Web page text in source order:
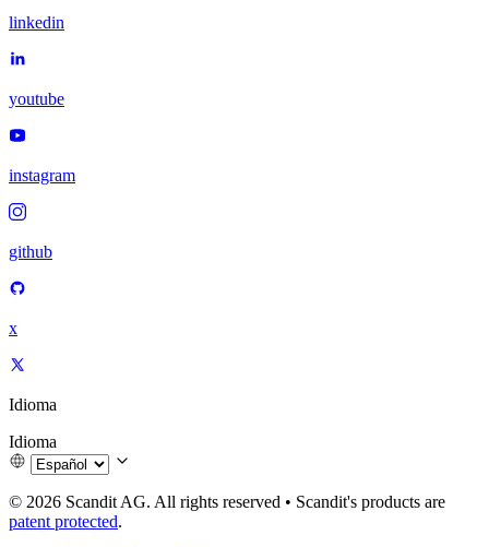
linkedin
youtube
instagram
github
x
Idioma
Idioma
© 2026 Scandit AG. All rights reserved • Scandit's products are
patent protected.